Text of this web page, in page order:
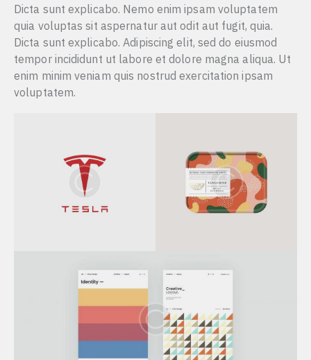
Dicta sunt explicabo. Nemo enim ipsam voluptatem
quia voluptas sit aspernatur aut odit aut fugit, quia.
Dicta sunt explicabo. Adipiscing elit, sed do eiusmod
tempor incididunt ut labore et dolore magna aliqua. Ut
enim minim veniam quis nostrud exercitation ipsam
voluptatem.